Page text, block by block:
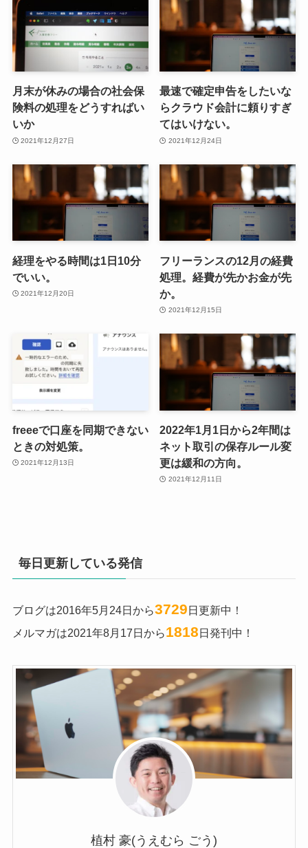
月末が休みの場合の社会保
険料の処理をどうすればい
いか
2021年12月27日
最速で確定申告をしたいな
らクラウド会計に頼りすぎ
てはいけない。
2021年12月24日
経理をやる時間は1日10分
でいい。
2021年12月20日
フリーランスの12月の経費
処理。経費が先かお金が先
か。
2021年12月15日
freeeで口座を同期できない
ときの対処策。
2021年12月13日
2022年1月1日から2年間は
ネット取引の保存ルール変
更は緩和の方向。
2021年12月11日
毎日更新している発信
ブログは2016年5月24日から3729日更新中！
メルマガは2021年8月17日から1818日発刊中！
植村 豪(うえむら ごう)